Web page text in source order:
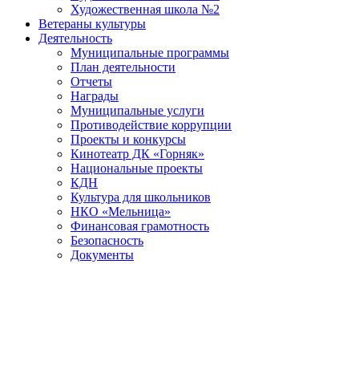
Художественная школа №2
Ветераны культуры
Деятельность
Муниципальные программы
План деятельности
Отчеты
Награды
Муниципальные услуги
Противодействие коррупции
Проекты и конкурсы
Кинотеатр ДК «Горняк»
Национальные проекты
КДН
Культура для школьников
НКО «Мельница»
Финансовая грамотность
Безопасность
Документы